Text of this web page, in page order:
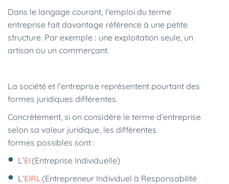
Dans le langage courant, l'emploi du terme
entreprise fait davantage référence à une petite
structure. Par exemple : une exploitation seule, un
artisan ou un commerçant.
La société et l’entreprise représentent pourtant des
formes juridiques différentes.
Concrètement, si on considère le terme d’entreprise
selon sa valeur juridique, les différentes
formes possibles sont :
L’EI(Entreprise Individuelle)
L’EIRL (Entrepreneur Individuel à Responsabilité